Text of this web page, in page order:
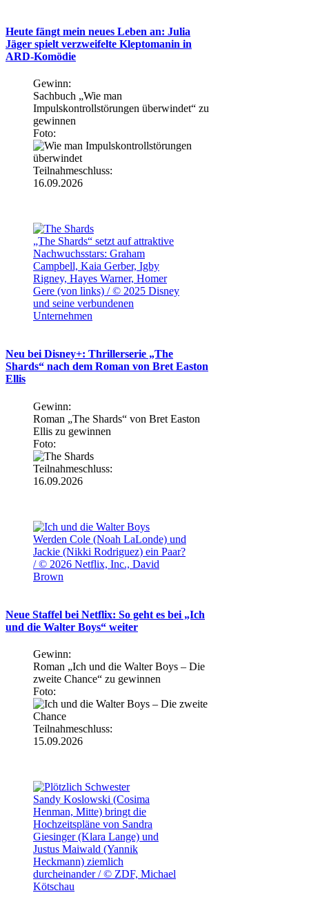
Heute fängt mein neues Leben an: Julia
Jäger spielt verzweifelte Kleptomanin in
ARD-Komödie
Gewinn:
Sachbuch „Wie man
Impulskontrollstörungen überwindet“ zu
gewinnen
Foto:
Teilnahmeschluss:
16.09.2026
„The Shards“ setzt auf attraktive
Nachwuchsstars: Graham
Campbell, Kaia Gerber, Igby
Rigney, Hayes Warner, Homer
Gere (von links) / © 2025 Disney
und seine verbundenen
Unternehmen
Neu bei Disney+: Thrillerserie „The
Shards“ nach dem Roman von Bret Easton
Ellis
Gewinn:
Roman „The Shards“ von Bret Easton
Ellis zu gewinnen
Foto:
Teilnahmeschluss:
16.09.2026
Werden Cole (Noah LaLonde) und
Jackie (Nikki Rodriguez) ein Paar?
/ © 2026 Netflix, Inc., David
Brown
Neue Staffel bei Netflix: So geht es bei „Ich
und die Walter Boys“ weiter
Gewinn:
Roman „Ich und die Walter Boys – Die
zweite Chance“ zu gewinnen
Foto:
Teilnahmeschluss:
15.09.2026
Sandy Koslowski (Cosima
Henman, Mitte) bringt die
Hochzeitspläne von Sandra
Giesinger (Klara Lange) und
Justus Maiwald (Yannik
Heckmann) ziemlich
durcheinander / © ZDF, Michael
Kötschau